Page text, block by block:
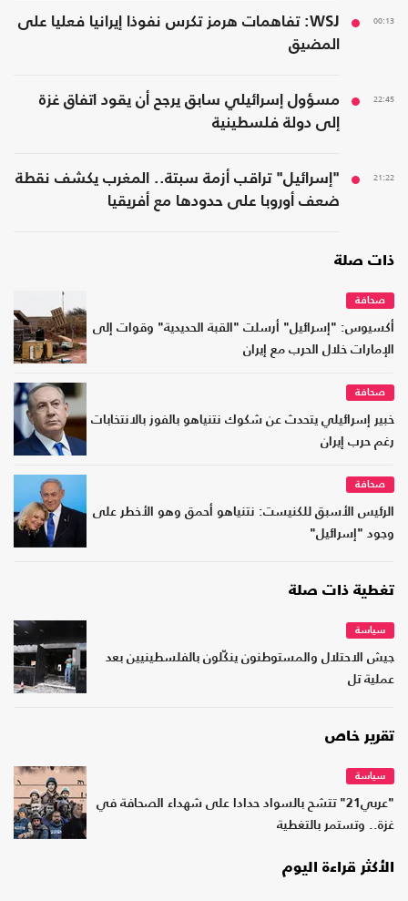
00:13
WSJ: تفاهمات هرمز تكرس نفوذا إيرانيا فعليا على
المضيق
22:45
مسؤول إسرائيلي سابق يرجح أن يقود اتفاق غزة
إلى دولة فلسطينية
21:22
"إسرائيل" تراقب أزمة سبتة.. المغرب يكشف نقطة
ضعف أوروبا على حدودها مع أفريقيا
ذات صلة
صحافة
أكسيوس: "إسرائيل" أرسلت "القبة الحديدية" وقوات إلى
الإمارات خلال الحرب مع إيران
صحافة
خبير إسرائيلي يتحدث عن شكوك نتنياهو بالفوز بالانتخابات
رغم حرب إيران
صحافة
الرئيس الأسبق للكنيست: نتنياهو أحمق وهو الأخطر على
وجود "إسرائيل"
تغطية ذات صلة
سياسة
جيش الاحتلال والمستوطنون ينكّلون بالفلسطينيين بعد
عملية تل
تقرير خاص
سياسة
"عربي21" تتشح بالسواد حدادا على شهداء الصحافة في
غزة.. وتستمر بالتغطية
الأكثر قراءة اليوم